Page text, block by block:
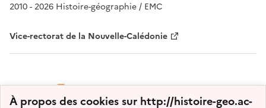
À propos des cookies sur http://histoire-geo.ac-
2010 - 2026 Histoire-géographie / EMC
Vice-rectorat de la Nouvelle-Calédonie